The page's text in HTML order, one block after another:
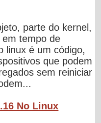
parte do kernel,
tempo de
linux é um código,
que podem
sem reiniciar
No Linux